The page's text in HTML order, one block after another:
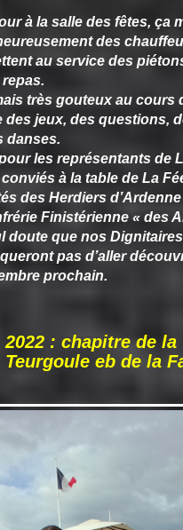
à la salle des fêtes, ça
des
au service des
très gouteux au cours
des jeux, des questions,
danses.
les représentants de
à la table de La
des Herdiers
Finistérienne « des
doute que nos Dignitaires
pas d’aller
prochain.
: chapitre de la
eb de la